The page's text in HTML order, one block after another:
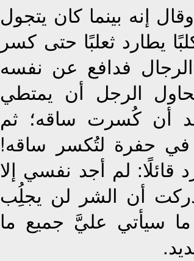
إنه بينما كان يتجول
يطارد ثعلبًا حتى كسر
فدافع عن نفسه
الرجل أن يمتطي
أن كُسرت ساقه؛ ثم
في حفرة لتُكسر ساقه!
قائلًا: لم أجد نفسي إلا
أن الشر لن يجلُِب
سيأتي عليَّ جميع ما